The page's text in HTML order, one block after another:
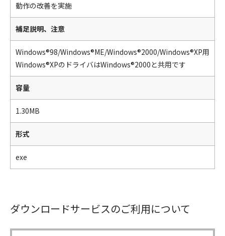
動作の改善を実施
補足説明、注意
Windows®98/Windows®ME/Windows®2000/Windows®XP用
Windows®XPのドライバはWindows®2000と共用です
容量
1.30MB
形式
exe
ダウンロードサービスのご利用について